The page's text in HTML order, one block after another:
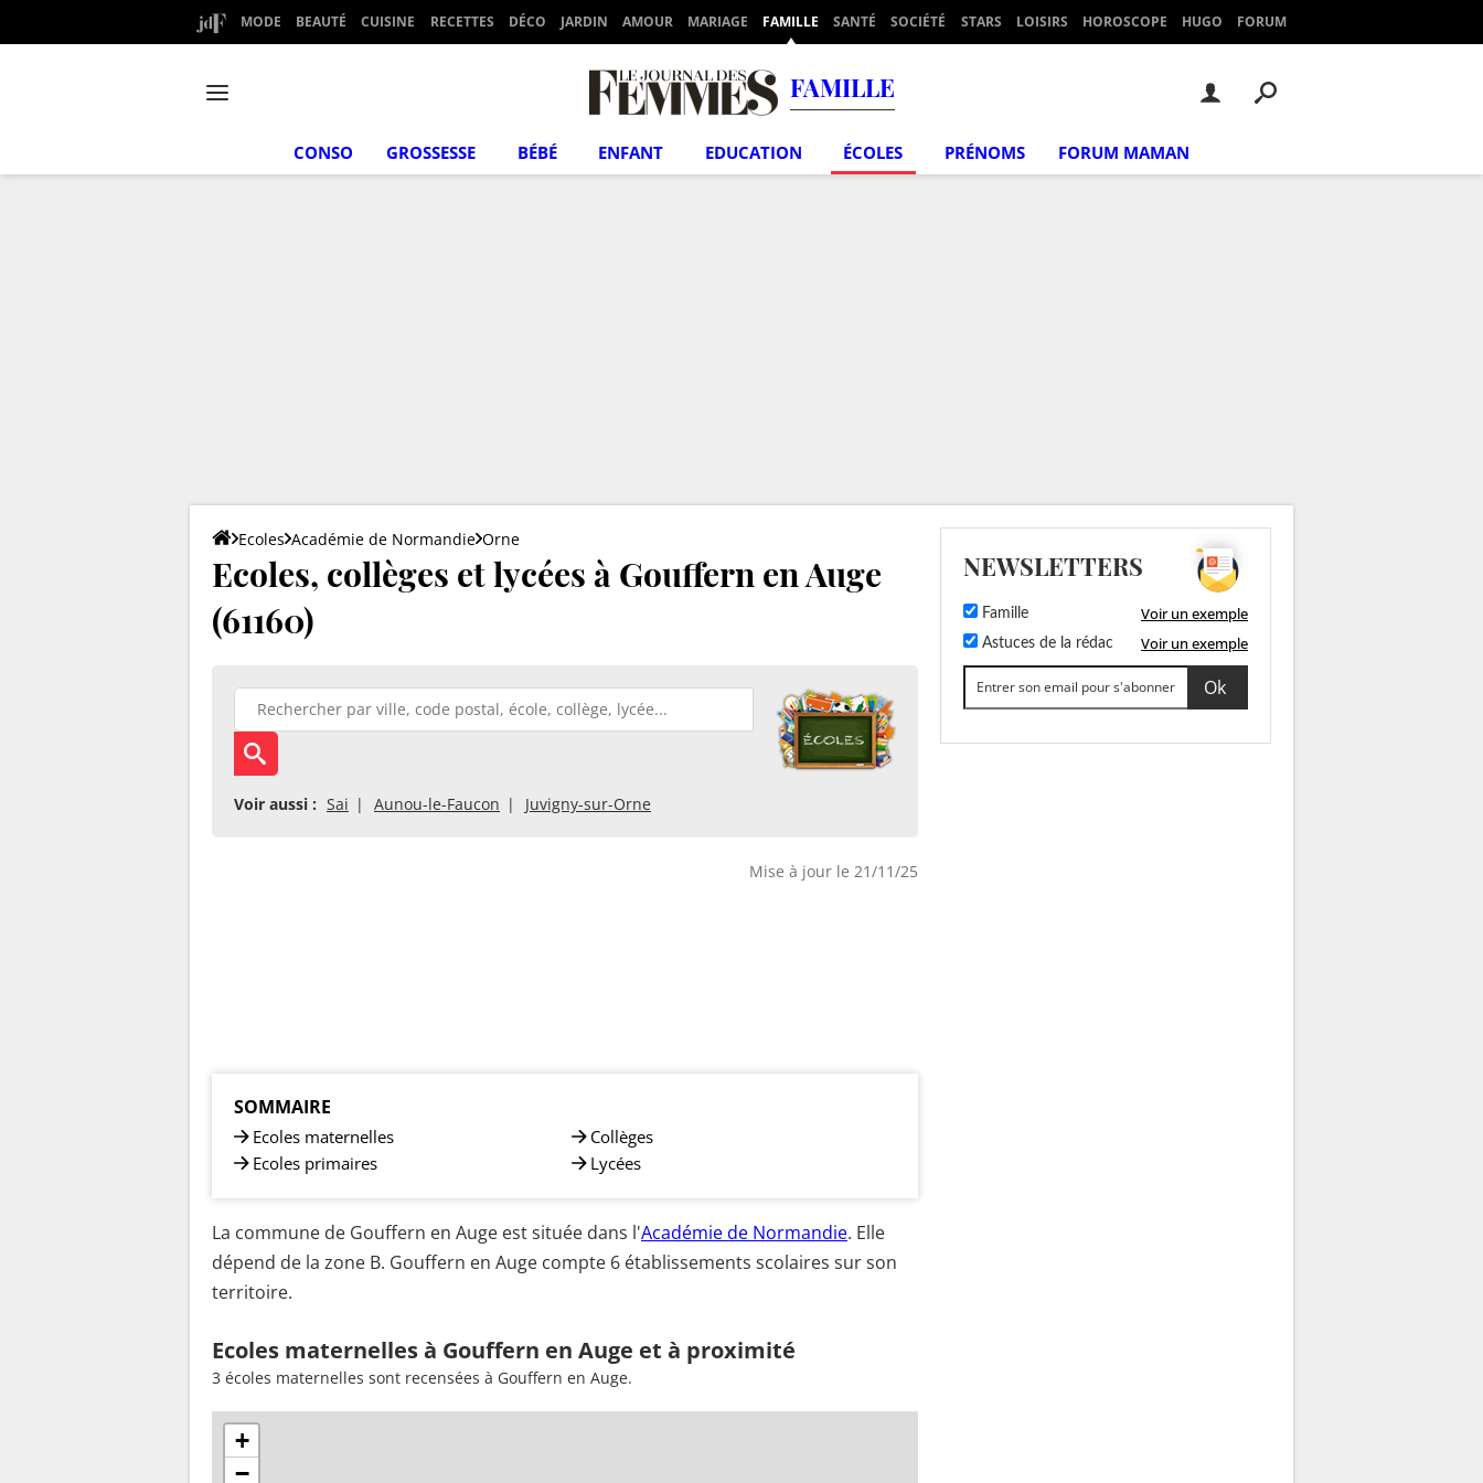
MODE BEAUTÉ CUISINE RECETTES DÉCO JARDIN AMOUR MARIAGE FAMILLE SANTÉ SOCIÉTÉ STARS LOISIRS HOROSCOPE HUGO FORUM
FAMILLE
CONSO GROSSESSE BÉBÉ ENFANT EDUCATION ÉCOLES PRÉNOMS FORUM MAMAN
Ecoles Académie de Normandie Orne
Ecoles, collèges et lycées à Gouffern en Auge
(61160)
Voir aussi : Sai Aunou-le-Faucon Juvigny-sur-Orne
Mise à jour le 21/11/25
SOMMAIRE
Ecoles maternelles
Ecoles primaires
Collèges
Lycées
La commune de Gouffern en Auge est située dans l'Académie de Normandie. Elle
dépend de la zone B. Gouffern en Auge compte 6 établissements scolaires sur son
territoire.
Ecoles maternelles à Gouffern en Auge et à proximité
3 écoles maternelles sont recensées à Gouffern en Auge.
+
−
NEWSLETTERS
Famille Voir un exemple
Astuces de la rédac Voir un exemple